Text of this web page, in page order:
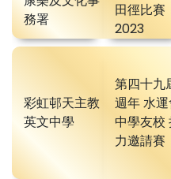
務署
田徑比賽
2023
彩虹邨天主教
英文中學
第四十九
週年 水
中學友校
力邀請賽